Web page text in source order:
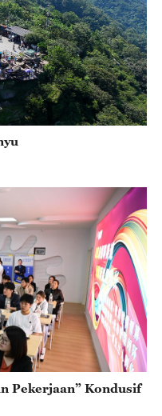
Pekerjaan” Kondusif